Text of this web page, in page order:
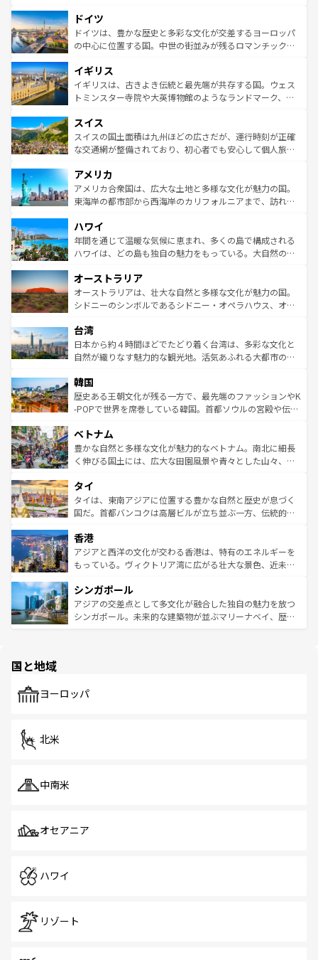
せる。地方によって風土や気候が異なるスペインはその個
性で訪れる人を魅了する。 なお、新着のスペイン情報は コ
ンテンツ一覧を参照してほしい。
で、幅広い魅力が詰まっている。華麗な宮殿、歴史的な大
聖堂、美しいビーチ、そして豊かな自然が、訪れる者を心
から魅了する。また、フランスは美食の国としても知ら
いる。シャンパンの発祥地であるランス、プロヴァンスの
香り高いラベンダー畑など、多彩な楽しみ方が可能だ。さ
らに、パリ以外の地域にも魅力が溢れており、どの街角に
れる地方に足を運ぶとそれぞれで全く異なる文化を体験で
きるだろう。 なお、新着のフランス情報はコンテンツ一覧
を参照してほしい。
ドイツ
ドイツは、豊かな歴史と多彩な文化が交差するヨーロッパ
の中心に位置する国。中世の街並みが残るロマンチック街
顔を持つこの国は、どこを歩いても飽きることがない。ベ
ルリンの文化的活気、バイエルン州のアルプスの絶景、そ
してライン川沿いのワイン畑といった風景は必見。ビール
は、お酒好きな人にはぜひ体験してほしい。 なお、新着の
ドイツ情報はコンテンツ一覧を参照してほしい。
イギリス
イギリスは、古きよき伝統と最先端が共存する国。ウェス
トミンスター寺院や大英博物館のようなランドマーク、歴
リアごとに異なる魅力がある。また、優雅なアフタヌーン
ティー、ビール好きにはたまらない英国パブ、サッカー観
戦など、本場だからこそできる体験も豊富。イギリスを旅
ンツ一覧を参照してほしい。
スイス
スイスの国土面積は九州ほどの広さだが、運行時刻が正確
な交通網が整備されており、初心者でも安心して個人旅行
の建物がそのまま残る町や、スイスならではのユニークな
博物館もあり、アルプス観光だけでなく町歩きも満喫する
ことができる。国民の所得が高いため物価も高いが、旅行
ば市内交通費無料で観光を楽しむこともできる。 なお、新
着のスイス情報はコンテンツ一覧 を参照してほしい。
アメリカ
アメリカ合衆国は、広大な土地と多様な文化が魅力の国。
東海岸の都市部から西海岸のカリフォルニアまで、訪れる
のような巨大都市は、観光、ショッピング、エンターテイ
ンメントが詰まった刺激的なスポットだ。一方、アメリカ
西部には大自然が広がり、グランドキャニオンやイエロー
部のニューオーリンズでは、音楽と美食が融合した独特の
文化が魅力。旅行者はアメリカの各地域で異なる魅力を楽
しみながら、その多様性と豊かな歴史を感じることができ
ならではの贅沢な旅のスタイルだ。 なお、新着のアメリカ
情報はコンテンツ一覧を参照してほしい。
ハワイ
年間を通じて温暖な気候に恵まれ、多くの島で構成される
ハワイは、どの島も独自の魅力をもっている。大自然の神
ワイ島は見逃せない。また、定番の観光地といえばオアフ
島だが、静かな自然を求めるならマウイ島やカウアイ島が
おすすめ。エメラルドグリーンに輝く海をはじめ、豊かな
れるおもてなしの心で訪れる人々を迎えてくれるハワイの
人々、おいしいローカルフードやハワイアンミュージッ
ク、伝統的なフラダンスなど、すべてがハワイの魅力を彩
ワイを、存分に味わってほしい。 なお、新着のハワイ情報
はコンテンツ一覧を参照してほしい。
オーストラリア
オーストラリアは、壮大な自然と多様な文化が魅力の国。
シドニーのシンボルであるシドニー・オペラハウス、オー
リアリーフや大陸中央部にそびえるウルル（エアーズロッ
ク）、タスマニアの美しい原生林やケアンズの熱帯雨林な
ど、見どころがたくさん。また、カフェやワイン、オージ
いる。アクティビティも充実しており、サーフィンやダイ
ビング、ハイキングなど、アウトドア好きにはたまらな
い。オーストラリアの多彩な魅力を存分に味わいつくそ
参照してほしい。
台湾
日本から約４時間ほどでたどり着く台湾は、多彩な文化と
自然が織りなす魅力的な観光地。活気あふれる大都市の台
ン）、静ひつな山岳地帯である台湾東部など、都市の喧騒
と山間の静けさが共存しており、訪れる人に新しい発見と
驚きをもたらしてくれる。また、奥深い台湾の食文化も魅
容にもいいと評判のスイーツなど、バラエティ豊かな料理
が味わえる。 なお、新着の台湾情報は コンテンツ一覧を参
照してほしい。
韓国
歴史ある王朝文化が残る一方で、最先端のファッションやK
-POPで世界を席巻している韓国。首都ソウルの宮殿や伝統
き、地方に足を延ばせば四季折々の自然美を楽しむことが
できる。そして、キムチや焼肉、絶品のストリートフード
まで、さまざまな韓国料理が待っている。夜には、韓国な
リティに包まれながら、韓国の多彩な魅力を心ゆくまで味
わってみてほしい。 なお、新着の韓国情報はコンテンツ一
覧を参照してほしい。
ベトナム
豊かな自然と多様な文化が魅力的なベトナム。南北に細長
く伸びる国土には、広大な田園風景や青々とした山々、世
急速な発展と共に伝統が息づく。ハノイの古い町並みやホ
ーチミン市のフランス統治時代の建物も、独特の雰囲気を
醸し出している。また、バラエティの豊かさとおいしさで
とつ。フォーやバインミー、ベトナムコーヒーなどは、ぜ
ひ現地で味わいたい。どの地域を訪れてもあたたかい人々
が旅行者を迎えてくれるので、きっと忘れられない旅にな
参照してほしい。
タイ
タイは、東南アジアに位置する豊かな自然と歴史が息づく
国だ。首都バンコクは高層ビルが立ち並ぶ一方、伝統的な
の活気が交差している。北部ではチェンマイなどの山岳地
帯で自然と触れ合い、南部ではプーケットやクラビの美し
いビーチでリゾート気分を楽しむことができる。タイ料理
激する。気候は一年中温暖で、どの季節にも異なる楽しみ
が待っている。親しみやすいタイの人々、仏教を中心とし
た文化、そして多様な観光資源が、訪れる旅人を魅了し続
香港
アジアと西洋の文化が交わる香港は、特有のエネルギーを
もっている。ヴィクトリア湾に広がる壮大な景色、近未来
み、どこを訪れても感動するはず。観光スポットが密集し
ており、効率よく見どころを回れるのも魅力。息をのむよ
うな絶景から文化的な体験まで、香港を存分に楽しみ尽く
シンガポール
アジアの交差点として多文化が融合した独自の魅力を放つ
シンガポール。未来的な建築物が並ぶマリーナベイ、歴史
で、ホーカーズは地元の風情を楽しめる外せないスポット
国と地域
ヨーロッパ
北米
中南米
オセアニア
ハワイ
リゾート